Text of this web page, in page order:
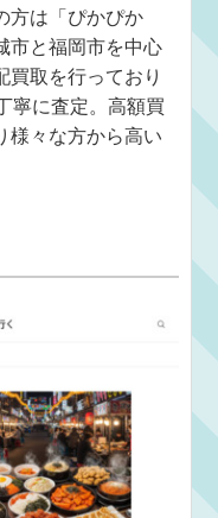
方は「ぴかぴか
市と福岡市を中心
買取を行っており
寧に査定。高額買
様々な方から高い